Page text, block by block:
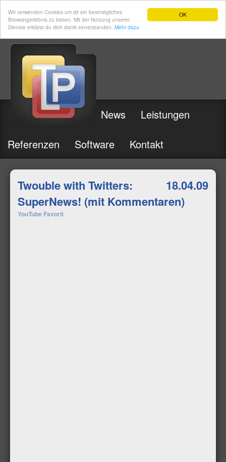
OK
Wir verwenden Cookies um dir ein bestmögliches
Browsingerlebnis zu bieten. Mit der Nutzung unserer
Dienste erklärst du dich damit einverstanden. Mehr dazu
News Leistungen
Referenzen Software Kontakt
18.04.09
Twouble with Twitters:
SuperNews! (mit Kommentaren)
YouTube Favorit